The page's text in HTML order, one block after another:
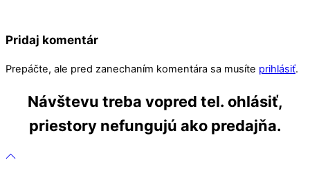
Pridaj komentár
Prepáčte, ale pred zanechaním komentára sa musíte prihlásiť.
Návštevu treba vopred tel. ohlásiť,
priestory nefungujú ako predajňa.